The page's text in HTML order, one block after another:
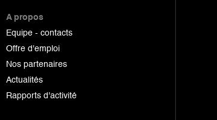
A propos
Equipe - contacts
Offre d'emploi
Nos partenaires
Actualités
Rapports d'activité